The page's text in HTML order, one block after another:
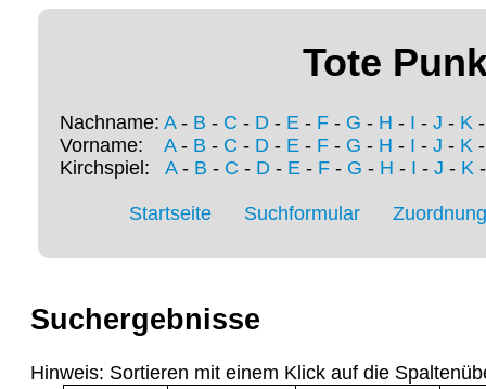
Tote
Nachname: A- B - C - D - E - F - G - H - I - J - K
Vorname: A- B - C - D - E - F - G - H - I - J - K
Kirchspiel: A- B - C - D- E- F- G - H - I - J - K
Startseite Suchformular
Suchergebnisse
Hinweis: Sortieren mit einem Klick auf die